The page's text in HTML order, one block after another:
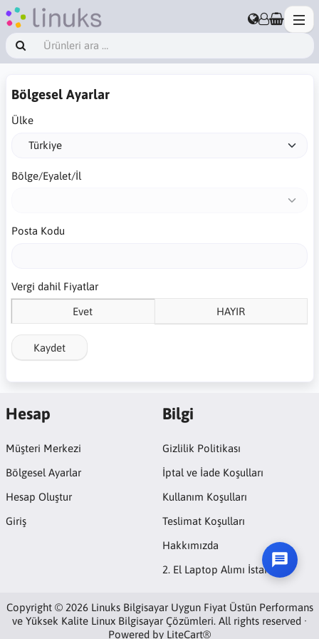
Bölgesel Ayarlar
Ülke
Bölge/Eyalet/İl
Posta Kodu
Vergi dahil Fiyatlar
Evet HAYIR
Kaydet
Hesap
Müşteri Merkezi
Bölgesel Ayarlar
Hesap Oluştur
Giriş
Bilgi
Gizlilik Politikası
İptal ve İade Koşulları
Kullanım Koşulları
Teslimat Koşulları
Hakkımızda
2. El Laptop Alımı İstanbul
Copyright © 2026 Linuks Bilgisayar Uygun Fiyat Üstün Performans
ve Yüksek Kalite Linux Bilgisayar Çözümleri. All rights reserved ·
Powered by LiteCart®